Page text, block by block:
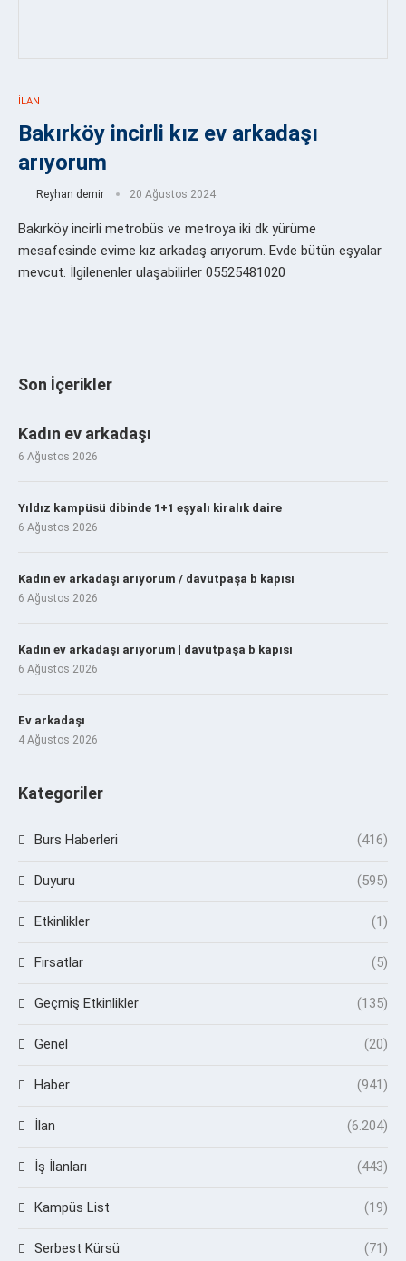
İLAN
Bakırköy incirli kız ev arkadaşı
arıyorum
Reyhan demir 20 Ağustos 2024
Bakırköy incirli metrobüs ve metroya iki dk yürüme
mesafesinde evime kız arkadaş arıyorum. Evde bütün eşyalar
mevcut. İlgilenenler ulaşabilirler 05525481020
Son İçerikler
Kadın ev arkadaşı
6 Ağustos 2026
Yıldız kampüsü dibinde 1+1 eşyalı kiralık daire
6 Ağustos 2026
Kadın ev arkadaşı arıyorum / davutpaşa b kapısı
6 Ağustos 2026
Kadın ev arkadaşı arıyorum | davutpaşa b kapısı
6 Ağustos 2026
Ev arkadaşı
4 Ağustos 2026
Kategoriler
Burs Haberleri (416)
Duyuru (595)
Etkinlikler (1)
Fırsatlar (5)
Geçmiş Etkinlikler (135)
Genel (20)
Haber (941)
İlan (6.204)
İş İlanları (443)
Kampüs List (19)
Serbest Kürsü (71)